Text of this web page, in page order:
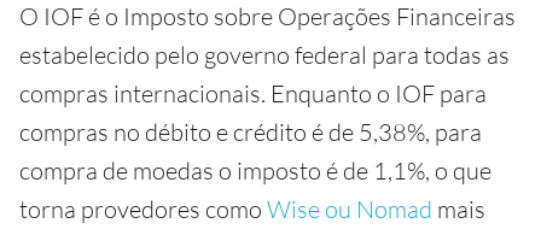
O IOF é o Imposto sobre Operações Financeiras
estabelecido pelo governo federal para todas as
compras internacionais. Enquanto o IOF para
compras no débito e crédito é de 5,38%, para
compra de moedas o imposto é de 1,1%, o que
torna provedores como Wise ou Nomad mais